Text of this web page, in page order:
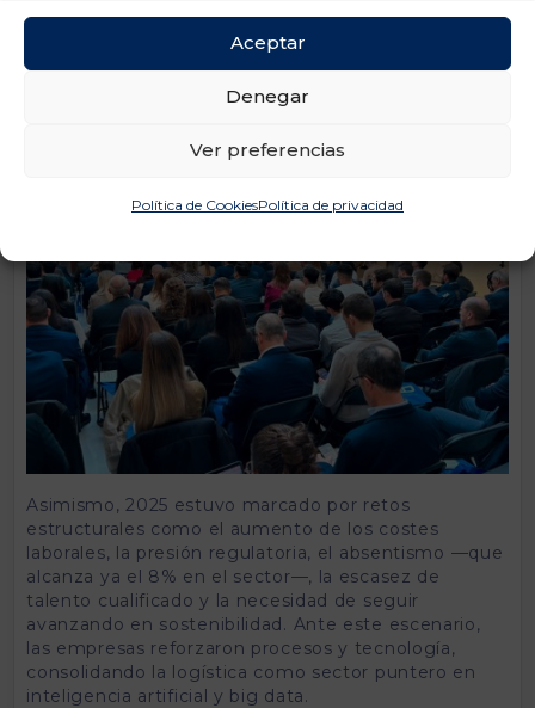
Aceptar
Denegar
Ver preferencias
Política de CookiesPolítica de privacidad
Logística, Francisco Aranda.
“En un contexto de permacrisis, el talento y la
tecnología son hoy las principales palancas de
una gestión eficiente y resiliente de la cadena de
Asimismo, 2025 estuvo marcado por retos
estructurales como el aumento de los costes
laborales, la presión regulatoria, el absentismo —que
alcanza ya el 8% en el sector—, la escasez de
talento cualificado y la necesidad de seguir
avanzando en sostenibilidad. Ante este escenario,
las empresas reforzaron procesos y tecnología,
consolidando la logística como sector puntero en
inteligencia artificial y big data.